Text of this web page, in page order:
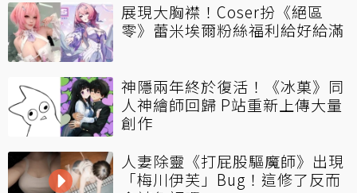
展現大胸襟！Coser扮《絕區
零》蕾米埃爾粉絲福利給好給滿
神隱兩年終於復活！《冰菓》同
人神繪師回歸 P站重新上傳大量
創作
人妻除靈《打屁股驅魔師》出現
「梅川伊芙」Bug！這修了反而